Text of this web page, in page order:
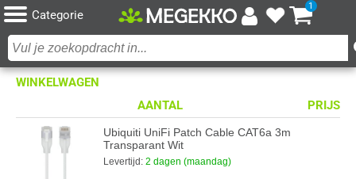
Categorie
1
WINKELWAGEN
AANTAL
PRIJS
Ubiquiti UniFi Patch Cable CAT6a 3m
Transparant Wit
Levertijd: 2 dagen (maandag)